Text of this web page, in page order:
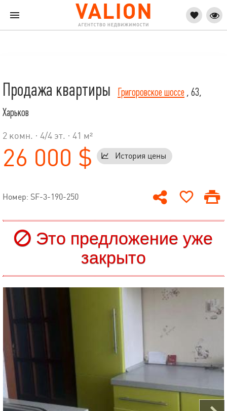
Продажа квартиры Григоровское шоссе , 63,
Харьков
2 комн. · 4/4 эт. · 41 м²
26 000 $ История цены
Номер: SF-3-190-250
Это предложение уже
закрыто